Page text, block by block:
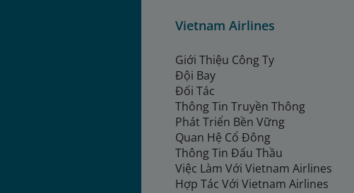
Vietnam Airlines
Giới Thiệu Công Ty
Đội Bay
Đối Tác
Thông Tin Truyền Thông
Phát Triển Bền Vững
Quan Hệ Cổ Đông
Thông Tin Đấu Thầu
Việc Làm Với Vietnam Airlines
Hợp Tác Với Vietnam Airlines